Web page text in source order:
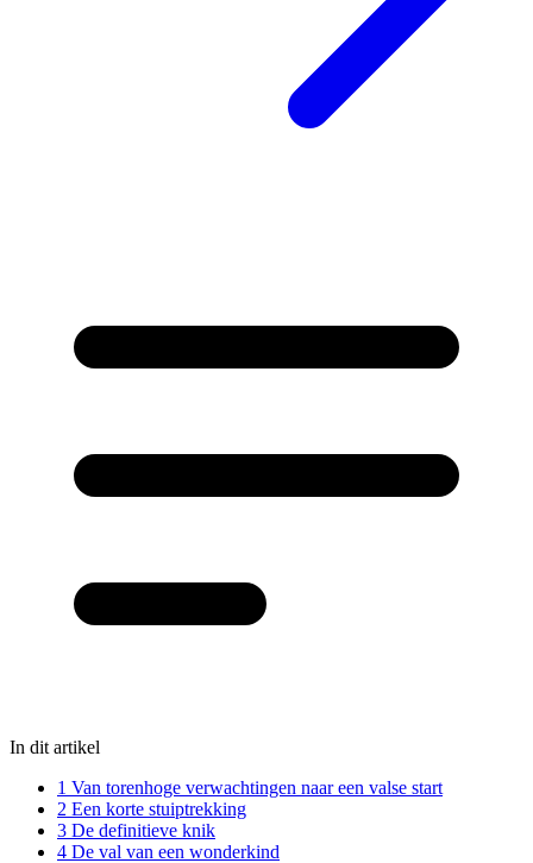
In dit artikel
1 Van torenhoge verwachtingen naar een valse start
2 Een korte stuiptrekking
3 De definitieve knik
4 De val van een wonderkind